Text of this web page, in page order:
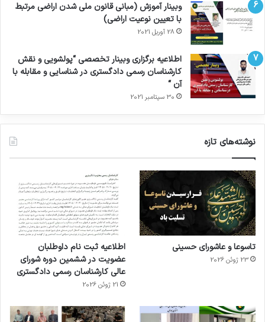
وبینار آموزش (مبانی قانون ملی شدن اراضی مرتبط
با تعیین نوعیت اراضی)
28 آوریل 2021
اطلاعیه برگزاری وبینار تخصصی “پولشویی و نقش
کارشناسان رسمی دادگستری در شناسایی و مقابله با
آن “
30 سپتامبر 2021
نوشته‌های تازه
تاسوعا و عاشورای حسینی
23 ژوئن 2026
اطلاعیه ثبت نام داوطلبان
عضویت در ششمین دوره شورای
عالی کارشناسان رسمی دادگستری
21 ژوئن 2026